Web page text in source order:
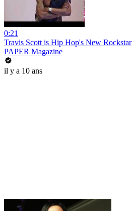
0:21
Travis Scott is Hip Hop's New Rockstar
PAPER Magazine
il y a 10 ans